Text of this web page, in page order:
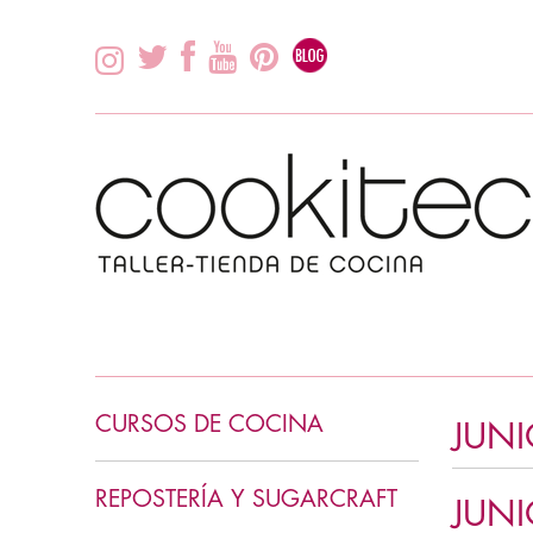
CURSOS DE COCINA
COCINA ASIÁTICA
REPOSTERÍA Y SUGARCRAFT